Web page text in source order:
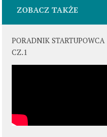
ZOBACZ TAKŻE
PORADNIK STARTUPOWCA
CZ.1